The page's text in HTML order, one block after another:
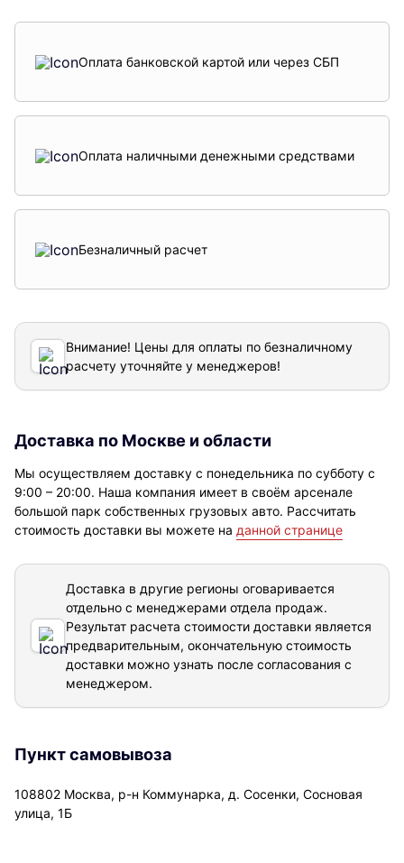
Оплата банковской картой или через СБП
Оплата наличными денежными средствами
Безналичный расчет
Внимание! Цены для оплаты по безналичному
расчету уточняйте у менеджеров!
Доставка по Москве и области
Мы осуществляем доставку с понедельника по субботу с
9:00 – 20:00. Наша компания имеет в своём арсенале
большой парк собственных грузовых авто. Рассчитать
стоимость доставки вы можете на данной странице
Доставка в другие регионы оговаривается
отдельно с менеджерами отдела продаж.
Результат расчета стоимости доставки является
предварительным, окончательную стоимость
доставки можно узнать после согласования с
менеджером.
Пункт самовывоза
108802 Москва, р-н Коммунарка, д. Сосенки, Сосновая
улица, 1Б